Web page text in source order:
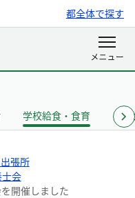
都全体で探す
学校給食・食育 リン
張所
会
開催しました